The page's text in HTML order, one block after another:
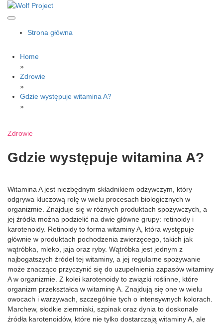
Skip
Wolf Project
Strona główna
Home
»
Zdrowie
»
Gdzie występuje witamina A?
»
Zdrowie
Gdzie występuje witamina A?
Witamina A jest niezbędnym składnikiem odżywczym, który
odgrywa kluczową rolę w wielu procesach biologicznych w
organizmie. Znajduje się w różnych produktach spożywczych, a
jej źródła można podzielić na dwie główne grupy: retinoidy i
karotenoidy. Retinoidy to forma witaminy A, która występuje
głównie w produktach pochodzenia zwierzęcego, takich jak
wątróbka, mleko, jaja oraz ryby. Wątróbka jest jednym z
najbogatszych źródeł tej witaminy, a jej regularne spożywanie
może znacząco przyczynić się do uzupełnienia zapasów witaminy
A w organizmie. Z kolei karotenoidy to związki roślinne, które
organizm przekształca w witaminę A. Znajdują się one w wielu
owocach i warzywach, szczególnie tych o intensywnych kolorach.
Marchew, słodkie ziemniaki, szpinak oraz dynia to doskonałe
źródła karotenoidów, które nie tylko dostarczają witaminy A, ale